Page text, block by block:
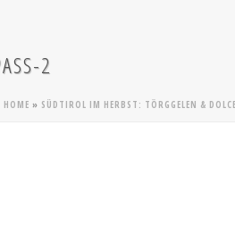
2
HOME » SÜDTIROL IM HERBST: TÖRGGELEN &